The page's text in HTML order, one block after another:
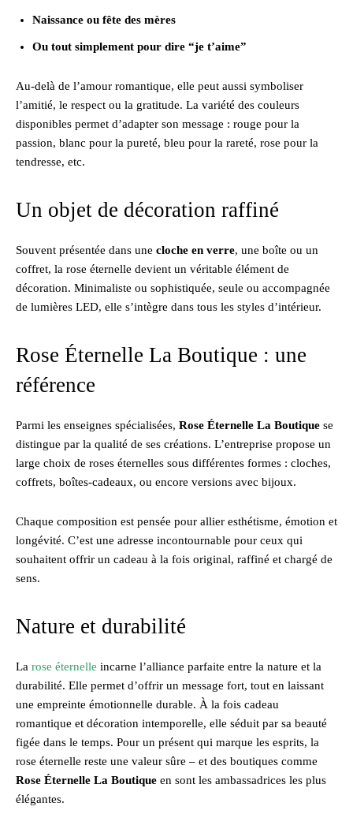
Naissance ou fête des mères
Ou tout simplement pour dire “je t’aime”
Au-delà de l’amour romantique, elle peut aussi symboliser
l’amitié, le respect ou la gratitude. La variété des couleurs
disponibles permet d’adapter son message : rouge pour la
passion, blanc pour la pureté, bleu pour la rareté, rose pour la
tendresse, etc.
Un objet de décoration raffiné
Souvent présentée dans une cloche en verre, une boîte ou un
coffret, la rose éternelle devient un véritable élément de
décoration. Minimaliste ou sophistiquée, seule ou accompagnée
de lumières LED, elle s’intègre dans tous les styles d’intérieur.
Rose Éternelle La Boutique : une
référence
Parmi les enseignes spécialisées, Rose Éternelle La Boutique se
distingue par la qualité de ses créations. L’entreprise propose un
large choix de roses éternelles sous différentes formes : cloches,
coffrets, boîtes-cadeaux, ou encore versions avec bijoux.
Chaque composition est pensée pour allier esthétisme, émotion et
longévité. C’est une adresse incontournable pour ceux qui
souhaitent offrir un cadeau à la fois original, raffiné et chargé de
sens.
Nature et durabilité
La rose éternelle incarne l’alliance parfaite entre la nature et la
durabilité. Elle permet d’offrir un message fort, tout en laissant
une empreinte émotionnelle durable. À la fois cadeau
romantique et décoration intemporelle, elle séduit par sa beauté
figée dans le temps. Pour un présent qui marque les esprits, la
rose éternelle reste une valeur sûre – et des boutiques comme
Rose Éternelle La Boutique en sont les ambassadrices les plus
élégantes.